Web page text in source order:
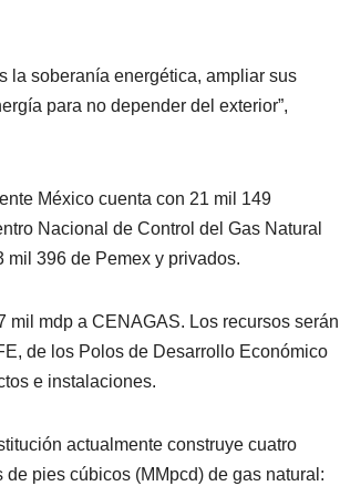
la soberanía energética, ampliar sus
para no depender del exterior”,
México cuenta con 21 mil 149
Nacional de Control del Gas Natural
396 de Pemex y privados.
mil mdp a CENAGAS. Los recursos serán
de los Polos de Desarrollo Económico
e instalaciones.
actualmente construye cuatro
pies cúbicos (MMpcd) de gas natural: